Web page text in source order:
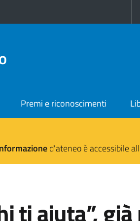
Premi e riconoscimenti
d'ateneo è accessibile
ti aiuta”,